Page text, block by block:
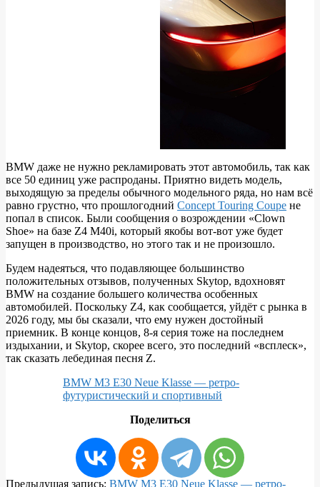
BMW даже не нужно рекламировать этот автомобиль, так как
все 50 единиц уже распроданы. Приятно видеть модель,
выходящую за пределы обычного модельного ряда, но нам всё
равно грустно, что прошлогодний Concept Touring Coupe не
попал в список. Были сообщения о возрождении «Clown
Shoe» на базе Z4 M40i, который якобы вот-вот уже будет
запущен в производство, но этого так и не произошло.
Будем надеяться, что подавляющее большинство
положительных отзывов, полученных Skytop, вдохновят
BMW на создание большего количества особенных
автомобилей. Поскольку Z4, как сообщается, уйдёт с рынка в
2026 году, мы бы сказали, что ему нужен достойный
приемник. В конце концов, 8-я серия тоже на последнем
издыхании, и Skytop, скорее всего, это последний «всплеск»,
так сказать лебединая песня Z.
BMW M3 E30 Neue Klasse — ретро-
футуристический и спортивный
Поделиться
2024-
Предыдущая запись: BMW M3 E30 Neue Klasse — ретро-